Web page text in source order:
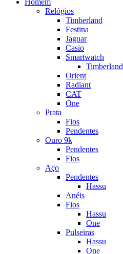
Homem
Relógios
Timberland
Festina
Jaguar
Casio
Smartwatch
Timberland
Orient
Radiant
CAT
One
Prata
Fios
Pendentes
Ouro 9k
Pendentes
Fios
Aço
Pendentes
Hassu
Anéis
Fios
Hassu
One
Pulseiras
Hassu
One